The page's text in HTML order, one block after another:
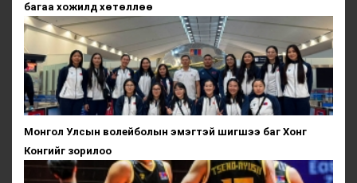
багаа хожилд хөтөллөө
Монгол Улсын волейболын эмэгтэй шигшээ баг Хонг
Конгийг зорилоо